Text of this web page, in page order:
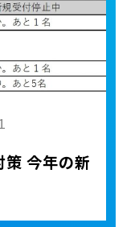
策 今年の新